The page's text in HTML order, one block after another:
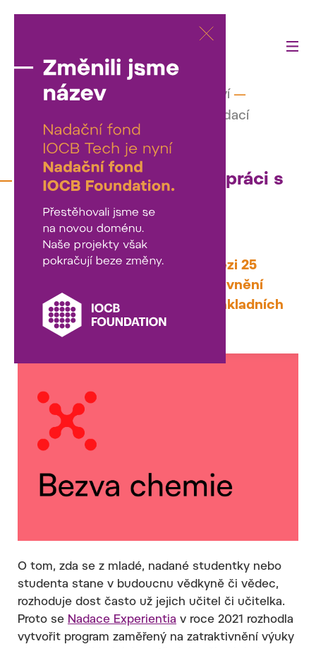
Činnost fondu Naše partnerství —
Bezva chemie (ve spolupráci s Nadací
Experientia)
Bezva chemie (ve spolupráci s
Společně s Nadací Experientia
rozdělujeme 500 tisíc korun mezi 25
nejlepších projektů pro zatraktivnění
výuky chemie na středních a základních
školách.
O tom, zda se z mladé, nadané studentky nebo
studenta stane v budoucnu vědkyně či vědec,
rozhoduje dost často už jejich učitel či učitelka.
Proto se Nadace Experientia v roce 2021 rozhodla
vytvořit program zaměřený na zatraktivnění výuky